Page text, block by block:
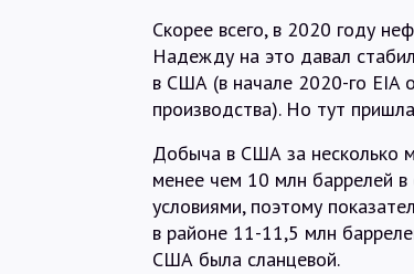
Скорее всего, в 2020 году
Надежду на это давал
в США (в начале 2020-го EIA
производства). Но тут
Добыча в США за несколько
менее чем 10 млн баррелей в
условиями, поэтому
в районе 11-11,5 млн
США была сланцевой.